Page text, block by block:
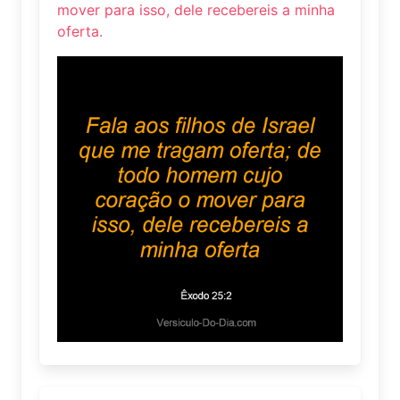
mover para isso, dele recebereis a minha
oferta.